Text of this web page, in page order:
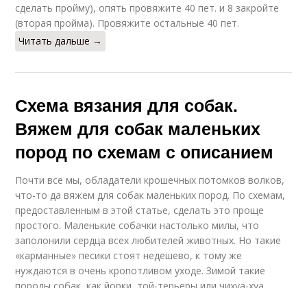
сделать пройму), опять провяжите 40 пет. и 8 закройте
(вторая пройма). Провяжите остальные 40 пет.
Читать дальше →
Схема вязания для собак.
Вяжем для собак маленьких
пород по схемам с описанием
Почти все мы, обладатели крошечных потомков волков,
что-то да вяжем для собак маленьких пород. По схемам,
предоставленным в этой статье, сделать это проще
простого. Маленькие собачки настолько милы, что
заполонили сердца всех любителей животных. Но такие
«карманные» песики стоят недешево, к тому же
нуждаются в очень кропотливом уходе. Зимой такие